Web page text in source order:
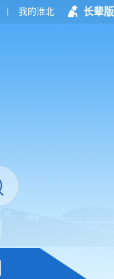
我的淮北 长辈版